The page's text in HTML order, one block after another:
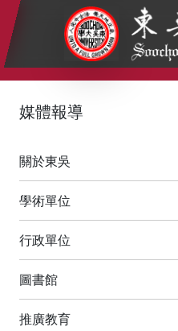
:::
媒體報導
關於東吳
學術單位
行政單位
圖書館
推廣教育